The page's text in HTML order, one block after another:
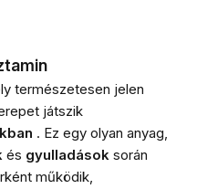
természetesen jelen
játszik
. Ez egy olyan anyag,
és gyulladások során
működik,